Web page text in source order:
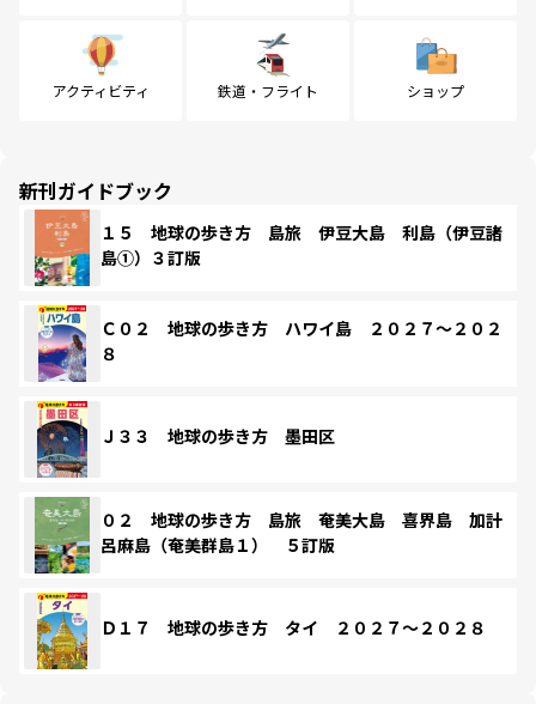
アクティビティ 鉄道・フライト ショップ
新刊ガイドブック
１５ 地球の歩き方 島旅 伊豆大島 利島（伊豆諸
島①）３訂版
Ｃ０２ 地球の歩き方 ハワイ島 ２０２７～２０２
８
Ｊ３３ 地球の歩き方 墨田区
０２ 地球の歩き方 島旅 奄美大島 喜界島 加計
呂麻島（奄美群島１） ５訂版
Ｄ１７ 地球の歩き方 タイ ２０２７～２０２８